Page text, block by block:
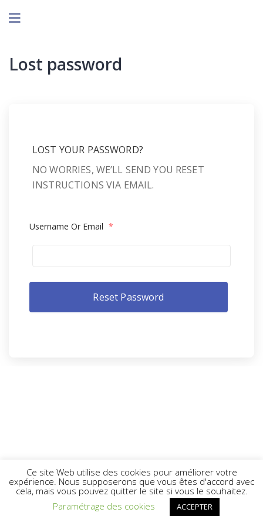
Lost password
LOST YOUR PASSWORD?
NO WORRIES, WE’LL SEND YOU RESET
INSTRUCTIONS VIA EMAIL.
Username Or Email *
Ce site Web utilise des cookies pour améliorer votre
expérience. Nous supposerons que vous êtes d'accord avec
cela, mais vous pouvez quitter le site si vous le souhaitez.
Paramétrage des cookies
ACCEPTER